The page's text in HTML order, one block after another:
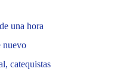
una hora
nuevo
catequistas